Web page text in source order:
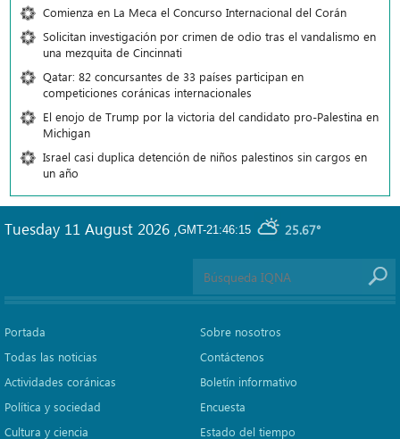
Comienza en La Meca el Concurso Internacional del Corán
Solicitan investigación por crimen de odio tras el vandalismo en
una mezquita de Cincinnati
Qatar: 82 concursantes de 33 países participan en
competiciones coránicas internacionales
El enojo de Trump por la victoria del candidato pro-Palestina en
Michigan
Israel casi duplica detención de niños palestinos sin cargos en
un año
GMT-21:46:15 25.67°
Tuesday 11 August 2026 ,
Portada
Todas las noticias
Actividades coránicas
Política y sociedad
Cultura y ciencia
Sobre nosotros
Contáctenos
Boletín informativo
Encuesta
Estado del tiempo